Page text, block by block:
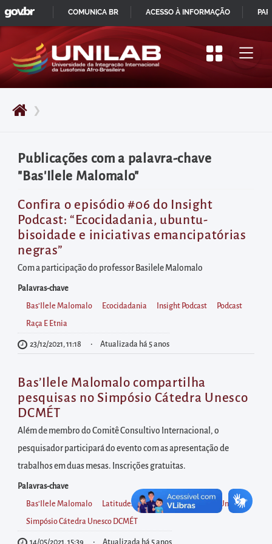
Pular
para
início
do
principal
Acessar
diretamente
o
menu
principal
Acessar
diretamente
à
área
para
realizar
internas
Acessar
diretamente
as
informações
postas
no
rodapé
❯
Publicações com a palavra-chave
"Bas'Ilele Malomalo"
Confira o episódio #06 do Insight
Podcast: “Ecocidadania, ubuntu-
bisoidade e iniciativas emancipatórias
negras”
Com a participação do professor Basilele Malomalo
Palavras-chave
Bas'Ilele Malomalo Ecocidadania Insight Podcast Podcast
Raça E Etnia
23/12/2021, 11:18 Atualizada há 5 anos
Bas’Ilele Malomalo compartilha
pesquisas no Simpósio Cátedra Unesco
DCMÉT
Além de membro do Comitê Consultivo Internacional, o
pesquisador participará do evento com as apresentação de
trabalhos em duas mesas. Inscrições gratuitas.
Palavras-chave
Bas'Ilele Malomalo Latitudes Africanas MIH MIH/Unilab
Simpósio Cátedra Unesco DCMÉT
IR
PARA
CONTEÚDO
GOVBR
COMUNICA BR ACESSO À INFORMAÇÃO